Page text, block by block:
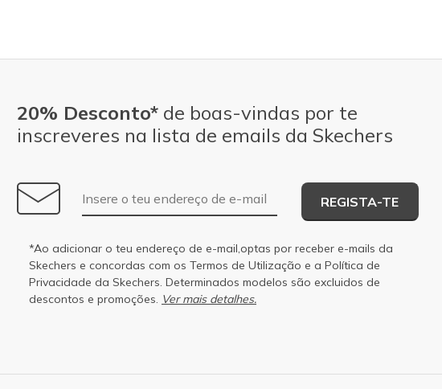
20% Desconto* de boas-vindas por te
inscreveres na lista de emails da Skechers
Endereço de e-mail
REGISTA-TE
*Ao adicionar o teu endereço de e-mail,optas por receber e-mails da
Skechers e concordas com os Termos de Utilização e a Política de
Privacidade da Skechers. Determinados modelos são excluidos de
descontos e promoções. Ver mais detalhes.